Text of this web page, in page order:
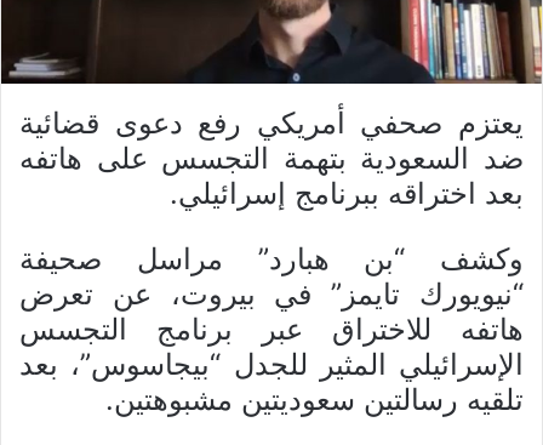
يعتزم صحفي أمريكي رفع دعوى قضائية
ضد السعودية بتهمة التجسس على هاتفه
بعد اختراقه ببرنامج إسرائيلي.
وكشف “بن هبارد” مراسل صحيفة
“نيويورك تايمز” في بيروت، عن تعرض
هاتفه للاختراق عبر برنامج التجسس
الإسرائيلي المثير للجدل “بيجاسوس”، بعد
تلقيه رسالتين سعوديتين مشبوهتين.